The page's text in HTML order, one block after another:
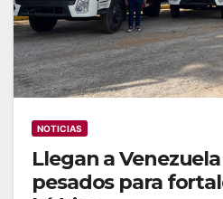
NOTICIAS
Llegan a
pesados para